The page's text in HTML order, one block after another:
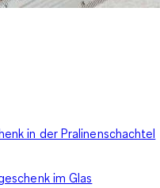
in der Pralinenschachtel
im Glas